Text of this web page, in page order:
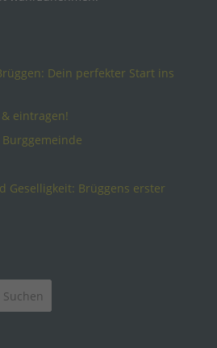
Dein perfekter Start ins
eintragen!
Geselligkeit: Brüggens erster